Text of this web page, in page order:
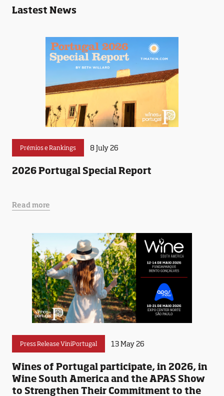
Lastest News
Prémios e Rankings 8 July 26
2026 Portugal Special Report
Read more
Press Release ViniPortugal 13 May 26
Wines of Portugal participate, in 2026, in
Wine South America and the APAS Show
to Strengthen Their Commitment to the